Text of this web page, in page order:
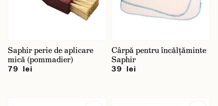
Saphir perie de aplicare
mică (pommadier)
79 lei
Cârpă pentru încălțăminte
Saphir
39 lei